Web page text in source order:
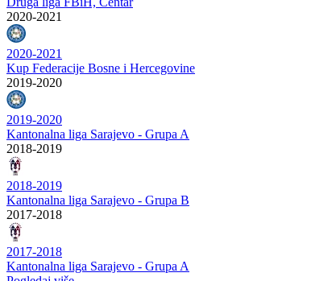
2020-2021
2020-2021
Kup Federacije Bosne i Hercegovine
2019-2020
2019-2020
Kantonalna liga Sarajevo - Grupa A
2018-2019
2018-2019
Kantonalna liga Sarajevo - Grupa B
2017-2018
2017-2018
Kantonalna liga Sarajevo - Grupa A